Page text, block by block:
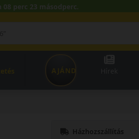
08 perc 22 másodperc.
AJÁNDÉKUTALVÁNY
Házhozszállítás